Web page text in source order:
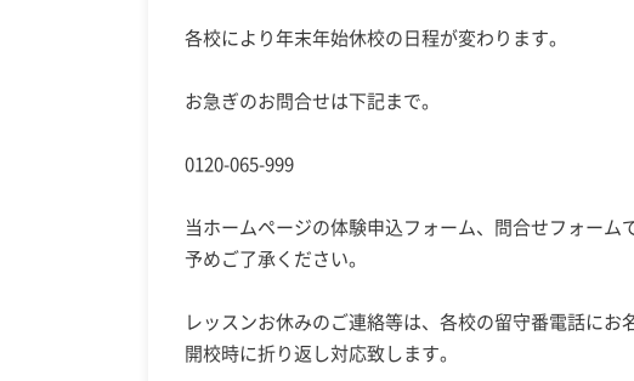
各校により年末年始休校の日程が変わります。
お急ぎのお問合せは下記まで。
0120-065-999
当ホームページの体験申込フォーム、問合せフォーム
予めご了承ください。
レッスンお休みのご連絡等は、各校の留守番電話に
開校時に折り返し対応致します。